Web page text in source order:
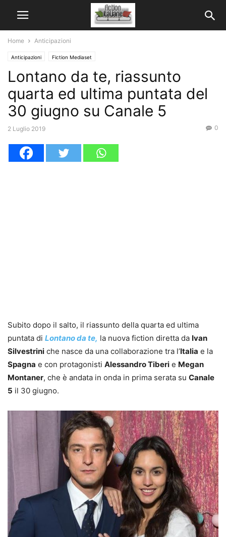
Home Anticipazioni
Anticipazioni Fiction Mediaset
Lontano da te, riassunto
quarta ed ultima puntata del
30 giugno su Canale 5
2 Luglio 2019 0
Subito dopo il salto, il riassunto della quarta ed ultima
puntata di Lontano da te, la nuova fiction diretta da Ivan
Silvestrini che nasce da una collaborazione tra l’Italia e la
Spagna e con protagonisti Alessandro Tiberi e Megan
Montaner, che è andata in onda in prima serata su Canale
5 il 30 giugno.